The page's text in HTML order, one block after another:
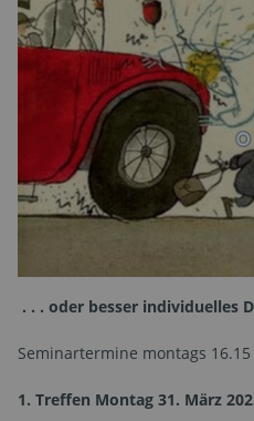
. . . oder besser individuelles
Seminartermine montags
1. Treffen Montag 31. März